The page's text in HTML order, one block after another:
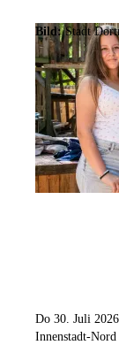
Bild:Stadt
Do 30. Juli 2026
Innenstadt-Nord